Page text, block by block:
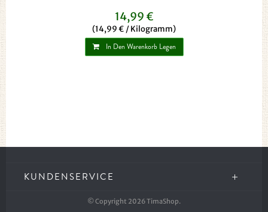
14,99 €
(14,99 € / Kilogramm)
In Den Warenkorb Legen
KUNDENSERVICE
© Copyright 2026 TimaShop.